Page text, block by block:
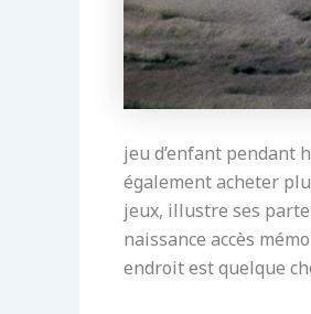
jeu d’enfant pendant
également acheter
jeux, illustre ses
naissance accès
endroit est quelque